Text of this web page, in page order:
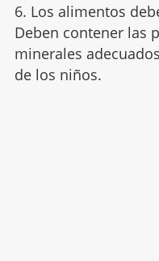
6. Los alimentos
Deben contener las
minerales
de los niños.